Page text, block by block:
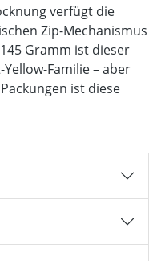
verfügt die
Zip-Mechanismus
Gramm ist dieser
Familie – aber
ist diese